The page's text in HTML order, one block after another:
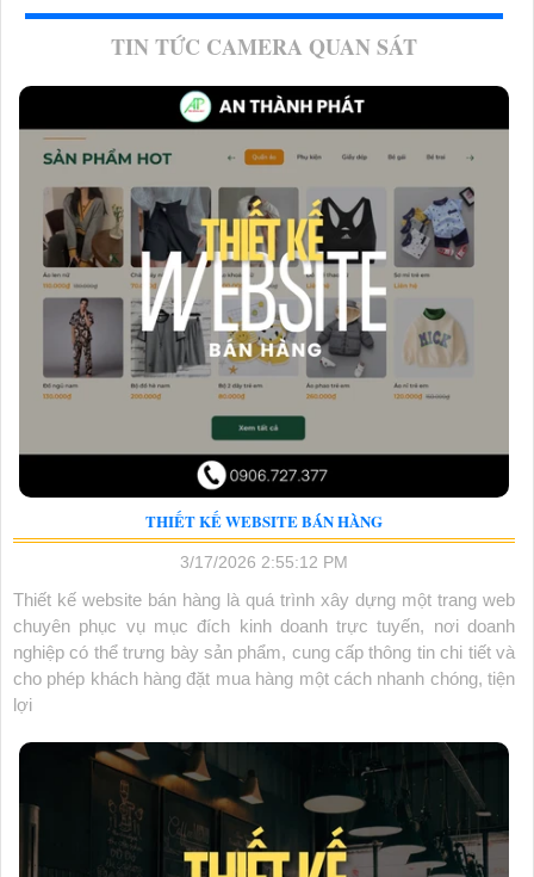
TIN TỨC CAMERA QUAN SÁT
THIẾT KẾ WEBSITE BÁN HÀNG
3/17/2026 2:55:12 PM
Thiết kế website bán hàng là quá trình xây dựng một trang web
chuyên phục vụ mục đích kinh doanh trực tuyến, nơi doanh
nghiệp có thể trưng bày sản phẩm, cung cấp thông tin chi tiết và
cho phép khách hàng đặt mua hàng một cách nhanh chóng, tiện
lợi